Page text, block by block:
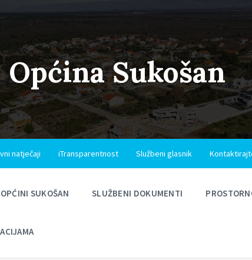
Općina Sukošan
natječaji iTransparentnost Službeni glasnik
SUKOŠAN SLUŽBENI DOKUMENTI